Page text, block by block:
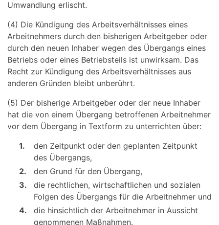
Umwandlung erlischt.
(4) Die Kündigung des Arbeitsverhältnisses eines
Arbeitnehmers durch den bisherigen Arbeitgeber oder
durch den neuen Inhaber wegen des Übergangs eines
Betriebs oder eines Betriebsteils ist unwirksam. Das
Recht zur Kündigung des Arbeitsverhältnisses aus
anderen Gründen bleibt unberührt.
(5) Der bisherige Arbeitgeber oder der neue Inhaber
hat die von einem Übergang betroffenen Arbeitnehmer
vor dem Übergang in Textform zu unterrichten über:
1.
den Zeitpunkt oder den geplanten Zeitpunkt
des Übergangs,
2.
den Grund für den Übergang,
3.
die rechtlichen, wirtschaftlichen und sozialen
Folgen des Übergangs für die Arbeitnehmer und
4.
die hinsichtlich der Arbeitnehmer in Aussicht
genommenen Maßnahmen.